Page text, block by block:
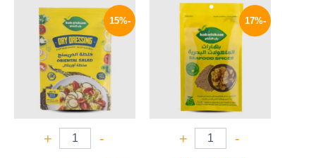
-17%
-
+
السعر
الأصلي
هو:
30 EGP.
السعر
الحالي
هو:
25 EGP.
-15%
-
+
الأصلي
هو:
20 EGP.
الحالي
هو:
17 EGP.